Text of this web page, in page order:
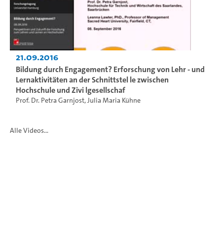
21.09.2016
Bildung durch Engagement? Erforschung von Lehr - und
Lernaktivitäten an der Schnittstel le zwischen
Hochschule und Zivi lgesellschaf
Prof. Dr. Petra Garnjost,Julia Maria Kühne
Alle Videos...